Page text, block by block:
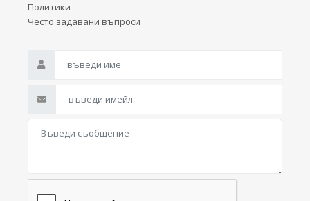
Политики
Често задавани въпроси